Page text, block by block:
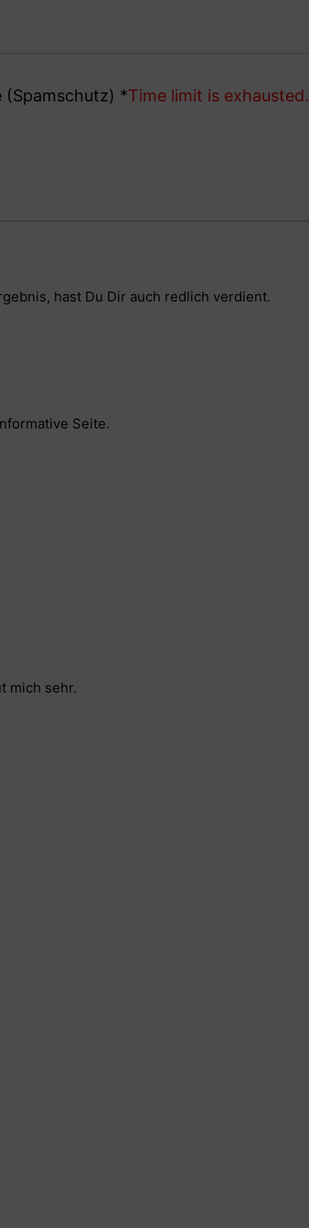
(Spamschutz) *Time limit is exhausted.
hast Du Dir auch redlich verdient.
Seite.
mich sehr.